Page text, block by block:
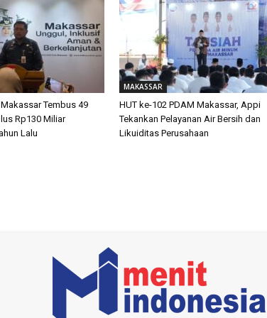
Tembus 49
Rp130 Miliar
Lalu
MAKASSAR
HUT ke-102 PDAM Makassar, Appi
Tekankan Pelayanan Air Bersih dan
Likuiditas Perusahaan